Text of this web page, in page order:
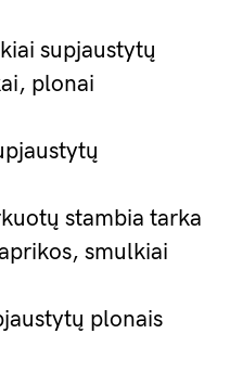
supjaustytų
plonai
stambia tarka
smulkiai
plonais